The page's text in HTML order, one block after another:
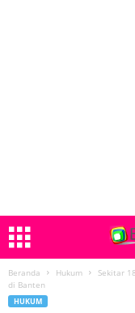
Beranda Hukum
Sekitar
di Banten
HUKUM